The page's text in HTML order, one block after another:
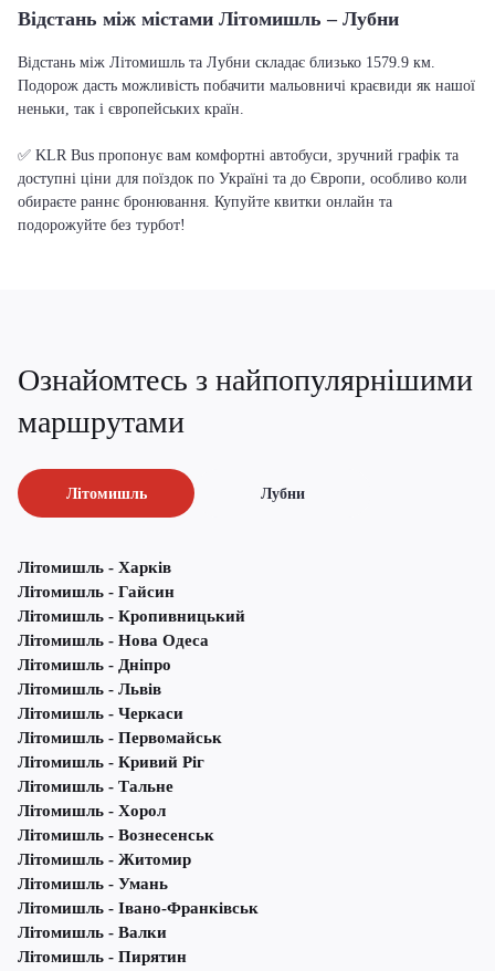
Відстань між містами Літомишль – Лубни
Відстань між Літомишль та Лубни складає близько 1579.9 км.
Подорож дасть можливість побачити мальовничі краєвиди як нашої
неньки, так і європейських країн.
✅ KLR Bus пропонує вам комфортні автобуси, зручний графік та
доступні ціни для поїздок по Україні та до Європи, особливо коли
обираєте раннє бронювання. Купуйте квитки онлайн та
подорожуйте без турбот!
Ознайомтесь з найпопулярнішими
маршрутами
Літомишль Лубни
Літомишль - Харків
Літомишль - Гайсин
Літомишль - Кропивницький
Літомишль - Нова Одеса
Літомишль - Дніпро
Літомишль - Львів
Літомишль - Черкаси
Літомишль - Первомайськ
Літомишль - Кривий Ріг
Літомишль - Тальне
Літомишль - Хорол
Літомишль - Вознесенськ
Літомишль - Житомир
Літомишль - Умань
Літомишль - Івано-Франківськ
Літомишль - Валки
Літомишль - Пирятин